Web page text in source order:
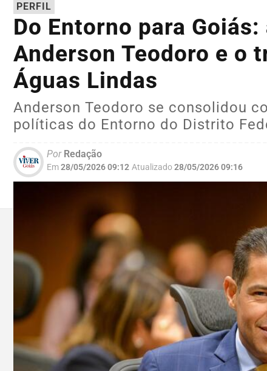
PERFIL
Do Entorno para
Anderson Teodoro e o
Águas Lindas
Anderson Teodoro se consolidou
políticas do Entorno do Distrito
PorRedação
Em28/05/2026 09:12 Atualizado28/05/2026 09:16